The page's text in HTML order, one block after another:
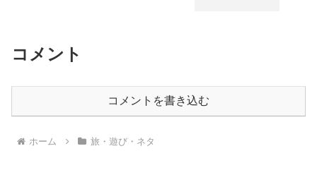
コメント
コメントを書き込む
ホーム 旅・遊び・ネタ